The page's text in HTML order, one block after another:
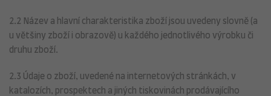
2.2 Název a hlavní charakteristika zboží jsou uvedeny slovně (a
u většiny zboží i obrazově) u každého jednotlivého výrobku či
druhu zboží.
2.3 Údaje o zboží, uvedené na internetových stránkách, v
katalozích, prospektech a jiných tiskovinách prodávajícího